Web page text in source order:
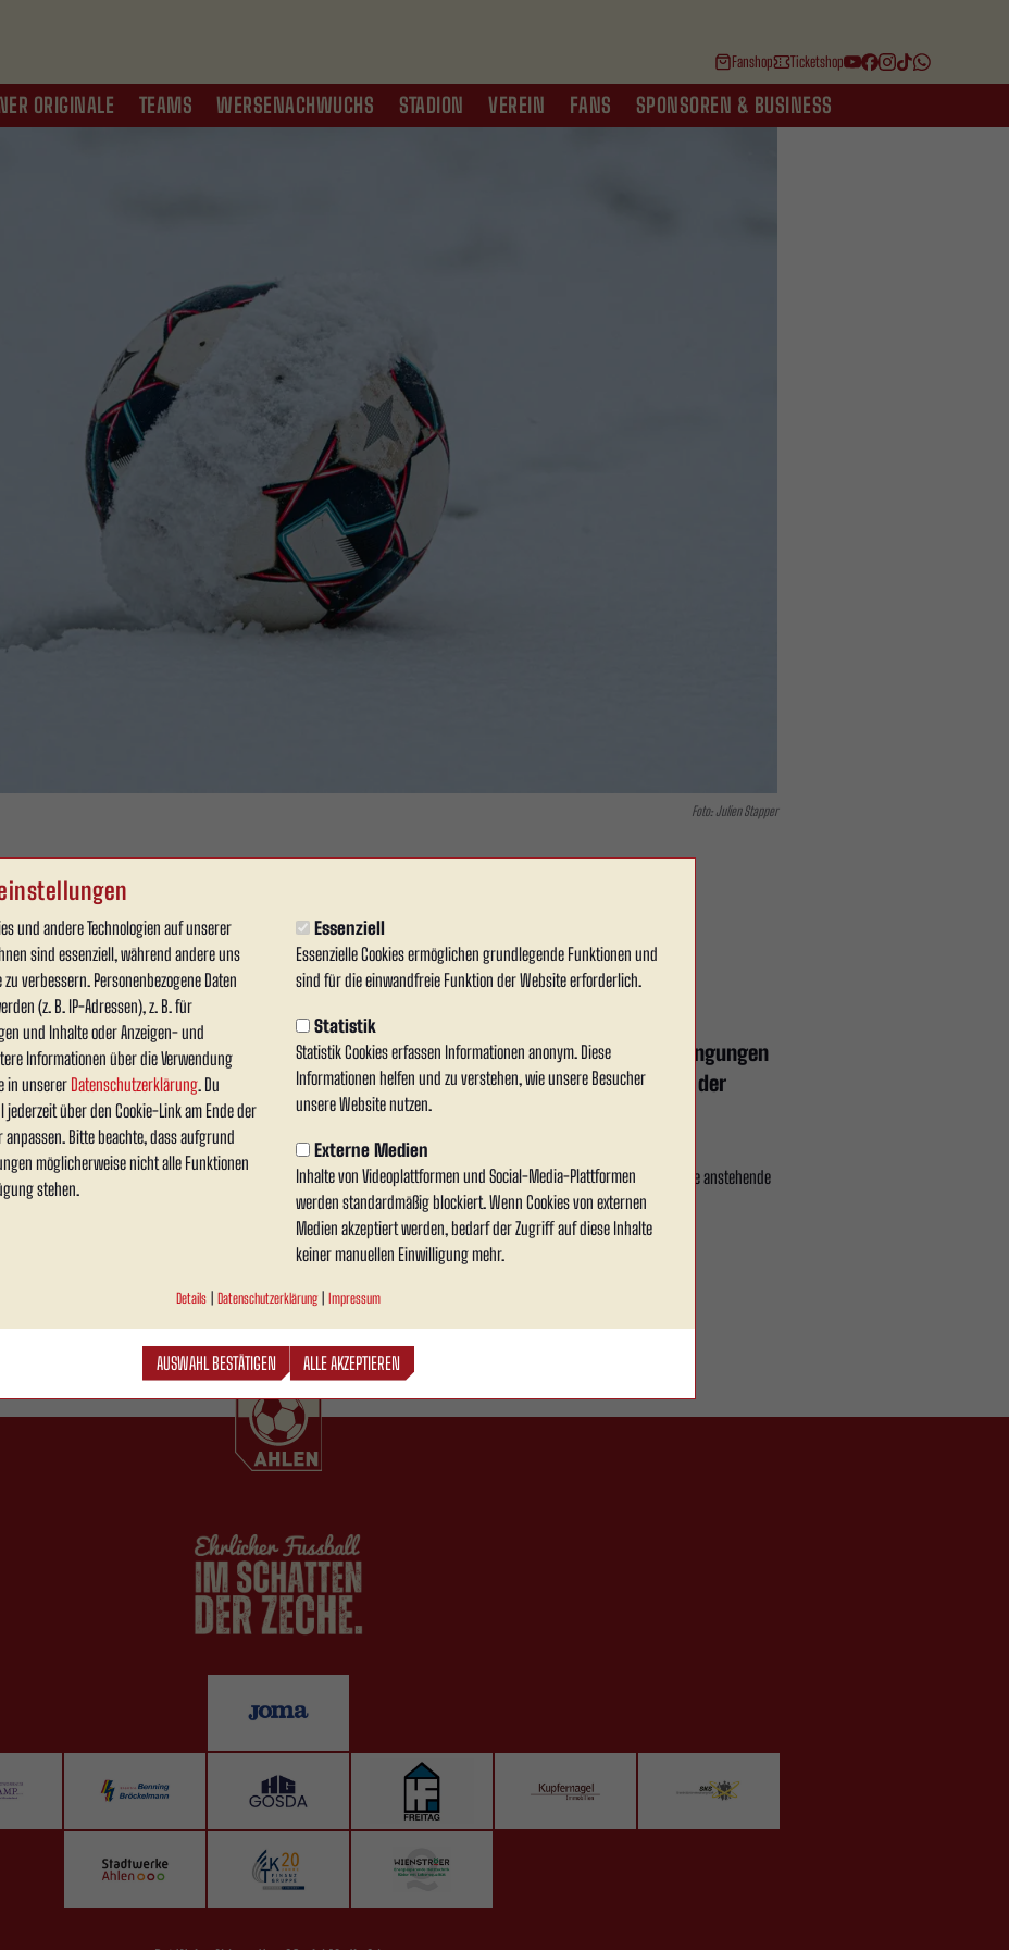
und andere Technologien auf unserer
sind essenziell, während andere uns
verbessern. Personenbezogene Daten
(z. B. IP-Adressen), z. B. für
und Inhalte oder Anzeigen- und
Informationen über die Verwendung
in unserer Datenschutzerklärung . Du
jederzeit über den Cookie-Link am Ende der
Bitte beachte, dass aufgrund
möglicherweise nicht alle Funktionen
stehen.
Essenziell
Essenzielle Cookies ermöglichen grundlegende Funktionen und
sind für die einwandfreie Funktion der Website erforderlich.
Statistik
Statistik Cookies erfassen Informationen anonym. Diese
Informationen helfen und zu verstehen, wie unsere Besucher
unsere Website nutzen.
Externe Medien
Inhalte von Videoplattformen und Social-Media-Plattformen
werden standardmäßig blockiert. Wenn Cookies von externen
Medien akzeptiert werden, bedarf der Zugriff auf diese Inhalte
keiner manuellen Einwilligung mehr.
Details | Datenschutzerklärung | Impressum
AUSWAHL BESTÄTIGEN ALLE AKZEPTIEREN
Fanshop Ticketshop
ORIGINALE TEAMS WERSENACHWUCHS STADION VEREIN FANS SPONSOREN & BUSINESS
Foto: Julien Stapper
Uhr
SpVg Schonnebeck
abgesagt
bei der SpVg Schonnebeck kann aufgrund der aktuellen Witterungsbedingungen
winterlichen Verhältnisse machen eine ordnungsgemäße Durchführung der
die weiteren Einheiten in der laufenden Wintervorbereitung. Über mögliche Anpassungen im Vorbereitungsplan sowie anstehende
seine offiziellen Kanäle.